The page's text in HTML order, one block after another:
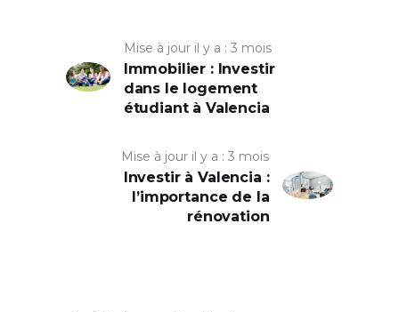
Mise à jour il y a : 3 mois
Immobilier : Investir
dans le logement
étudiant à Valencia
Mise à jour il y a : 3 mois
Investir à Valencia :
l’importance de la
rénovation